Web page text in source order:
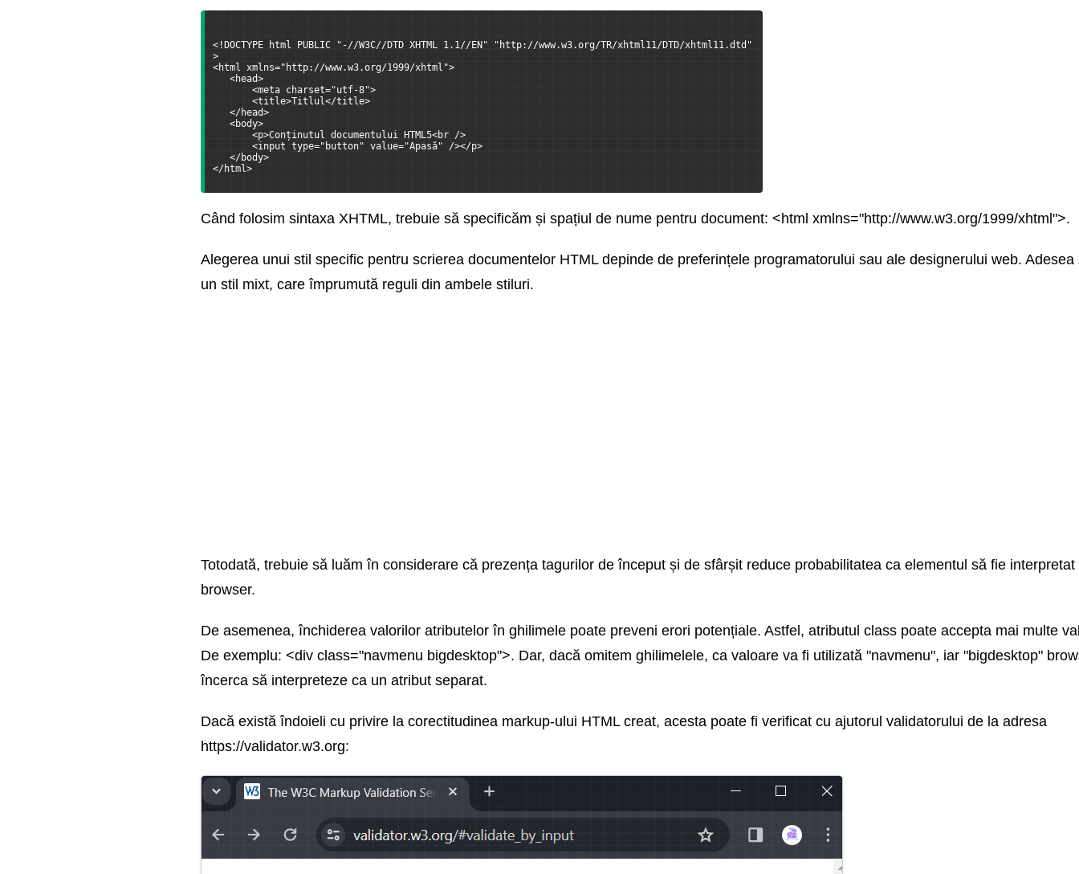
<!DOCTYPE html PUBLIC "-//W3C//DTD XHTML 1.1//EN" "http://www.w3.org/TR/xhtml11/DTD/xhtml11.dtd"
>
<html xmlns="http://www.w3.org/1999/xhtml">
<head>
<meta charset="utf-8">
<title>Titlul</title>
</head>
<body>
<p>Conținutul documentului HTML5<br />
<input type="button" value="Apasă" /></p>
</body>
</html>
Când folosim sintaxa XHTML, trebuie să specificăm și spațiul de nume pentru document: <html xmlns="http://www.w3.org/1999/xhtml">.
Alegerea unui stil specific pentru scrierea documentelor HTML depinde de preferințele programatorului sau ale designerului web. Adesea
un stil mixt, care împrumută reguli din ambele stiluri.
Totodată, trebuie să luăm în considerare că prezența tagurilor de început și de sfârșit reduce probabilitatea ca elementul să fie interpretat
browser.
De asemenea, închiderea valorilor atributelor în ghilimele poate preveni erori potențiale. Astfel, atributul class poate accepta mai multe
De exemplu: <div class="navmenu bigdesktop">. Dar, dacă omitem ghilimelele, ca valoare va fi utilizată "navmenu", iar "bigdesktop"
încerca să interpreteze ca un atribut separat.
Dacă există îndoieli cu privire la corectitudinea markup-ului HTML creat, acesta poate fi verificat cu ajutorul validatorului de la adresa
https://validator.w3.org: